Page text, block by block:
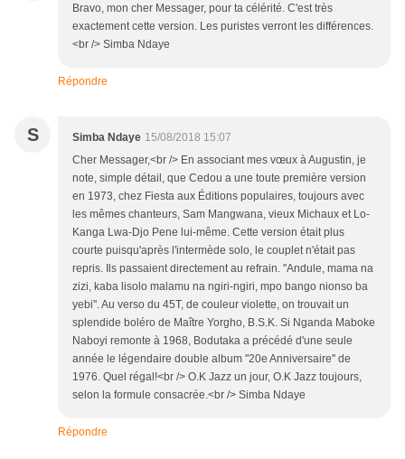
Bravo, mon cher Messager, pour ta célérité. C'est très
exactement cette version. Les puristes verront les différences.
<br /> Simba Ndaye
Répondre
S Simba Ndaye 15/08/2018 15:07
Cher Messager,<br /> En associant mes vœux à Augustin, je
note, simple détail, que Cedou a une toute première version
en 1973, chez Fiesta aux Éditions populaires, toujours avec
les mêmes chanteurs, Sam Mangwana, vieux Michaux et Lo-
Kanga Lwa-Djo Pene lui-même. Cette version était plus
courte puisqu'après l'intermède solo, le couplet n'était pas
repris. Ils passaient directement au refrain. ''Andule, mama na
zizi, kaba lisolo malamu na ngiri-ngiri, mpo bango nionso ba
yebi''. Au verso du 45T, de couleur violette, on trouvait un
splendide boléro de Maître Yorgho, B.S.K. Si Nganda Maboke
Naboyi remonte à 1968, Bodutaka a précédé d'une seule
année le légendaire double album ''20e Anniversaire'' de
1976. Quel régal!<br /> O.K Jazz un jour, O.K Jazz toujours,
selon la formule consacrée.<br /> Simba Ndaye
Répondre